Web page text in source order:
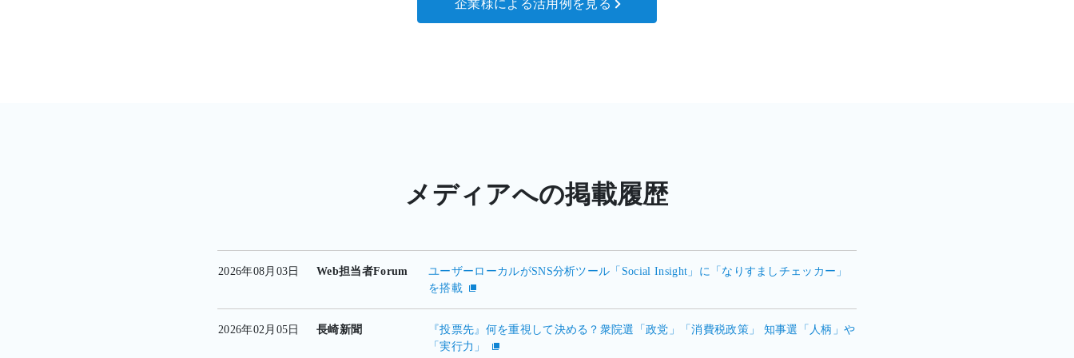
企業様による活用例を見る
メディアへの掲載履歴
2026年08月03日 Web担当者Forum
ユーザーローカルがSNS分析ツール「Social Insight」に「なりすましチェッカー」
を搭載
2026年02月05日 長崎新聞
『投票先』何を重視して決める？衆院選「政党」「消費税政策」 知事選「人柄」や
「実行力」